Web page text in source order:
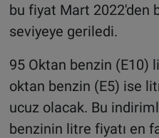
bu fiyat Mart 2022'den
seviyeye geriledi.
95 Oktan benzin (E10)
oktan benzin (E5) ise
ucuz olacak. Bu
benzinin litre fiyatı en